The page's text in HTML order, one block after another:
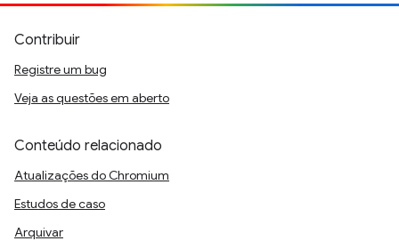
Contribuir
Registre um bug
Veja as questões em aberto
Conteúdo relacionado
Atualizações do Chromium
Estudos de caso
Arquivar